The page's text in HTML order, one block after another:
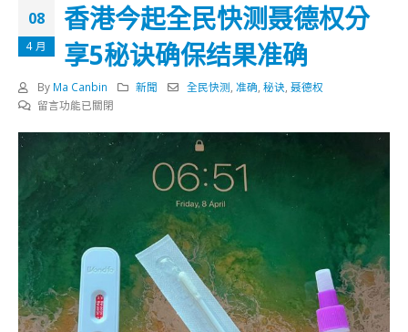
08
4 月
香港今起全民快测聂德权分
享5秘诀确保结果准确
By Ma Canbin 新聞 全民快测,准确,秘诀,聂德权
在
起
全
民
快
测
聂
权
分
留言功能已關閉